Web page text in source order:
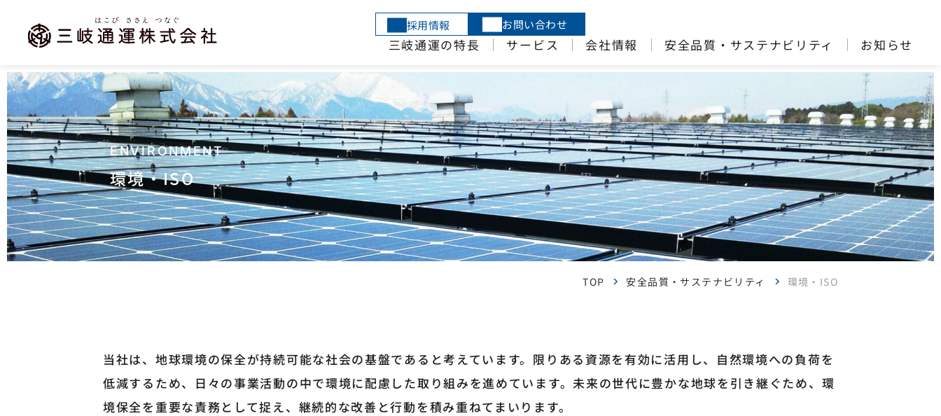
す
る
三岐通運の特長 サービス 会社情報 安全品質・サステナビリティ お知らせ
採用情報 お問い合わせ
環境・ISO
TOP 安全品質・サステナビリティ 環境・ISO
当社は、地球環境の保全が持続可能な社会の基盤であると考えています。限りある資源を有効に活用し、自然環境への負荷を
低減するため、日々の事業活動の中で環境に配慮した取り組みを進めています。未来の世代に豊かな地球を引き継ぐため、環
境保全を重要な責務として捉え、継続的な改善と行動を積み重ねてまいります。